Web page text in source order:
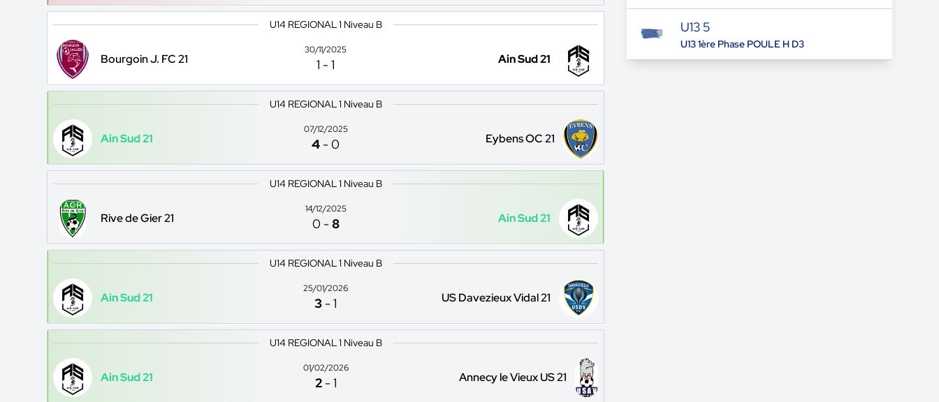
U14 REGIONAL 1 Niveau B
Bourgoin J. FC 21
30/11/2025
1 -1 Ain Sud 21
U14 REGIONAL 1 Niveau B
Ain Sud 21
07/12/2025
4 -0 Eybens OC 21
U14 REGIONAL 1 Niveau B
Rive de Gier 21
14/12/2025
0 -8 Ain Sud 21
U14 REGIONAL 1 Niveau B
Ain Sud 21
25/01/2026
3 -1 US Davezieux Vidal 21
U14 REGIONAL 1 Niveau B
Ain Sud 21
01/02/2026
2 -1 Annecy le Vieux US 21
U13 5
U13 1ère Phase POULE H D3